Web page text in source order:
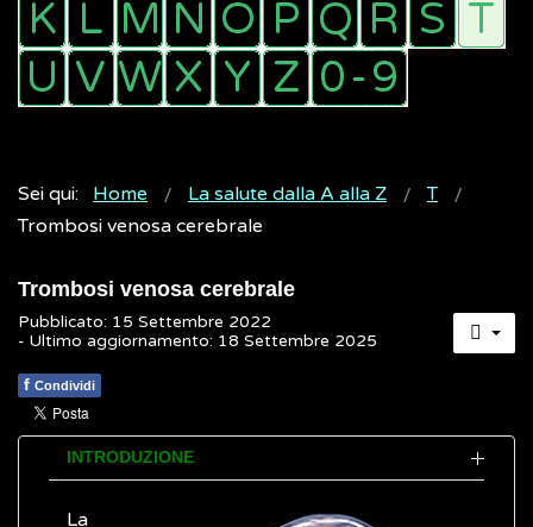
Sei qui: Home La salute dalla A alla Z
T
Trombosi venosa cerebrale
Trombosi venosa cerebrale
Pubblicato: 15 Settembre 2022
- Ultimo aggiornamento: 18 Settembre 2025
f Condividi
INTRODUZIONE
La